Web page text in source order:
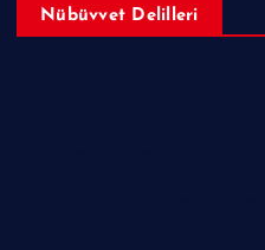
Nübüvvet Delilleri